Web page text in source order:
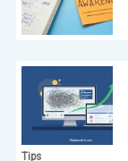
Tips